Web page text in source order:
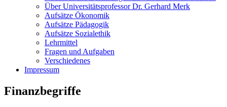
Über Universitätsprofessor Dr. Gerhard Merk
Aufsätze Ökonomik
Aufsätze Pädagogik
Aufsätze Sozialethik
Lehrmittel
Fragen und Aufgaben
Verschiedenes
Impressum
Finanzbegriffe